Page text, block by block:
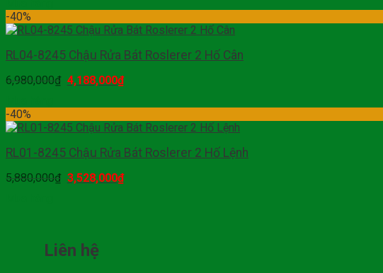
-40%
RL04-8245 Chậu Rửa Bát Roslerer 2 Hố Cân
6,980,000₫ 4,188,000₫
-40%
RL01-8245 Chậu Rửa Bát Roslerer 2 Hố Lệnh
5,880,000₫ 3,528,000₫
Liên hệ